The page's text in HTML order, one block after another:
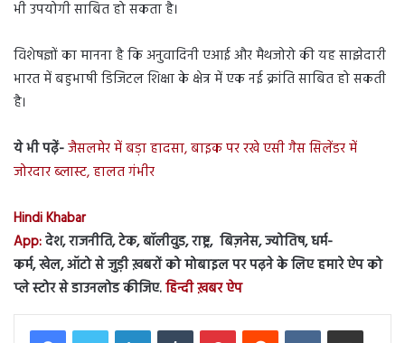
भी उपयोगी साबित हो सकता है।
विशेषज्ञों का मानना है कि अनुवादिनी एआई और मैथजोरो की यह साझेदारी
भारत में बहुभाषी डिजिटल शिक्षा के क्षेत्र में एक नई क्रांति साबित हो सकती
है।
ये भी पढ़ें-जैसलमेर में बड़ा हादसा, बाइक पर रखे एसी गैस सिलेंडर में
जोरदार ब्लास्ट, हालत गंभीर
Hindi Khabar
App:देश, राजनीति, टेक, बॉलीवुड, राष्ट्र, बिज़नेस, ज्योतिष, धर्म-
कर्म, खेल, ऑटो से जुड़ी ख़बरों को मोबाइल पर पढ़ने के लिए हमारे ऐप को
प्ले स्टोर से डाउनलोड कीजिए.हिन्दी ख़बर ऐप
LinkedInTumblr PinterestReddit VKontakteShare via Email